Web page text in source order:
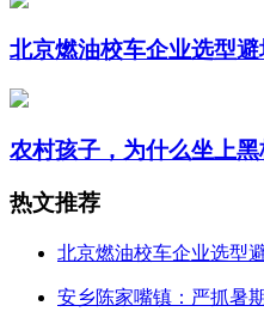
北京燃油校车企业选型
农村孩子，为什么坐上
热文推荐
北京燃油校车企业选型
安乡陈家嘴镇：严抓暑